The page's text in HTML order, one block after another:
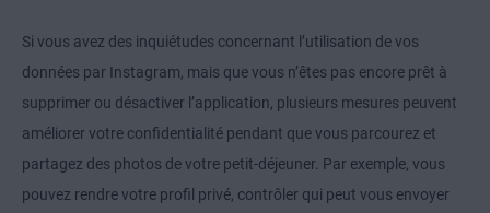
Si vous avez des inquiétudes concernant l’utilisation de vos
données par Instagram, mais que vous n’êtes pas encore prêt à
supprimer ou désactiver l’application, plusieurs mesures peuvent
améliorer votre confidentialité pendant que vous parcourez et
partagez des photos de votre petit-déjeuner. Par exemple, vous
pouvez rendre votre profil privé, contrôler qui peut vous envoyer